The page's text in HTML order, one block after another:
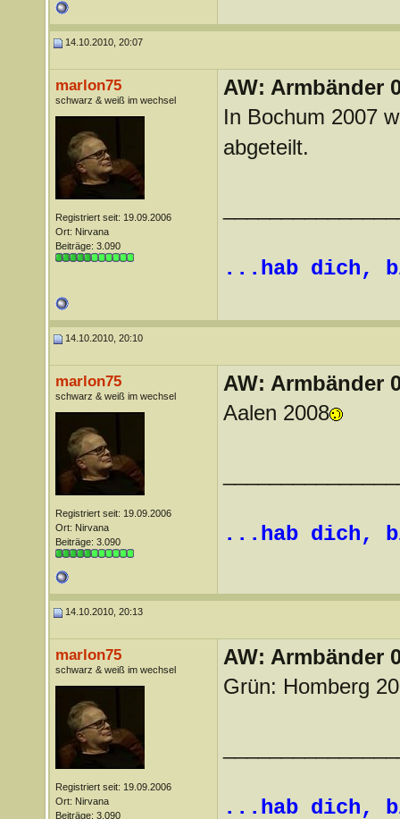
14.10.2010, 20:07
marlon75
schwarz & weiß im wechsel
Registriert seit: 19.09.2006
Ort: Nirvana
Beiträge: 3.090
AW: Armbänder
In Bochum 2007
abgeteilt.
...hab dich,
14.10.2010, 20:10
marlon75
schwarz & weiß im wechsel
Registriert seit: 19.09.2006
Ort: Nirvana
Beiträge: 3.090
AW: Armbänder
Aalen 2008
...hab dich,
14.10.2010, 20:13
marlon75
schwarz & weiß im wechsel
Registriert seit: 19.09.2006
Ort: Nirvana
Beiträge: 3.090
AW: Armbänder
Grün: Homberg
...hab dich,